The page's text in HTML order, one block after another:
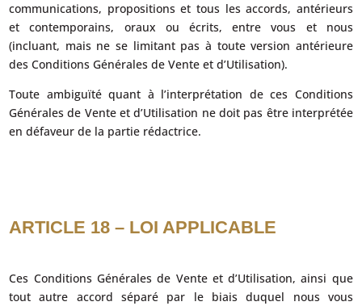
communications, propositions et tous les accords, antérieurs
et contemporains, oraux ou écrits, entre vous et nous
(incluant, mais ne se limitant pas à toute version antérieure
des Conditions Générales de Vente et d’Utilisation).
Toute ambiguïté quant à l’interprétation de ces Conditions
Générales de Vente et d’Utilisation ne doit pas être interprétée
en défaveur de la partie rédactrice.
ARTICLE 18 – LOI APPLICABLE
Ces Conditions Générales de Vente et d’Utilisation, ainsi que
tout autre accord séparé par le biais duquel nous vous